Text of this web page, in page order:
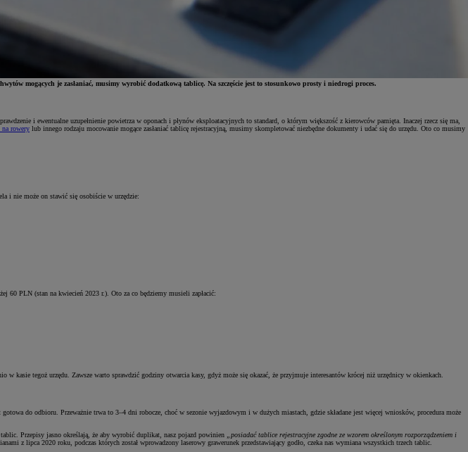
mogących je zasłaniać, musimy wyrobić dodatkową tablicę. Na szczęście jest to stosunkowo prosty i niedrogi proces.
i ewentualne uzupełnienie powietrza w oponach i płynów eksploatacyjnych to standard, o którym większość z kierowców pamięta. Inaczej rzecz się ma,
rowery lub innego rodzaju mocowanie mogące zasłaniać tablicę rejestracyjną, musimy skompletować niezbędne dokumenty i udać się do urzędu. Oto co musimy
i nie może on stawić się osobiście w urzędzie:
60 PLN (stan na kwiecień 2023 r.). Oto za co będziemy musieli zapłacić:
kasie tegoż urzędu. Zawsze warto sprawdzić godziny otwarcia kasy, gdyż może się okazać, że przyjmuje interesantów krócej niż urzędnicy w okienkach.
do odbioru. Przeważnie trwa to 3–4 dni robocze, choć w sezonie wyjazdowym i w dużych miastach, gdzie składane jest więcej wniosków, procedura może
Przepisy jasno określają, że aby wyrobić duplikat, nasz pojazd powinien
„posiadać tablice rejestracyjne zgodne ze wzorem określonym rozporządzeniem i
z lipca 2020 roku, podczas których został wprowadzony laserowy grawerunek przedstawiający godło, czeka nas wymiana wszystkich trzech tablic.